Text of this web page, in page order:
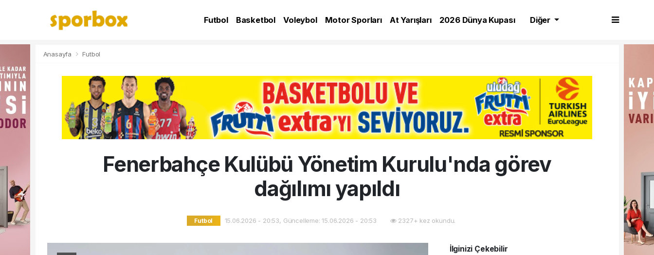
Futbol Basketbol Voleybol Motor Sporları At Yarışları
2026 Dünya Kupası
Diğer
Anasayfa Futbol
Fenerbahçe Kulübü Yönetim Kurulu'nda görev
dağılımı yapıldı
Futbol 15.06.2026 - 20:53, Güncelleme: 15.06.2026 - 20:53 2327+ kez okundu.
İlginizi Çekebilir